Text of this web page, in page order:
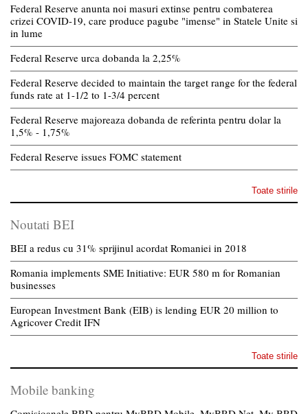
Federal Reserve anunta noi masuri extinse pentru combaterea
crizei COVID-19, care produce pagube "imense" in Statele Unite si
in lume
Federal Reserve urca dobanda la 2,25%
Federal Reserve decided to maintain the target range for the federal
funds rate at 1-1/2 to 1-3/4 percent
Federal Reserve majoreaza dobanda de referinta pentru dolar la
1,5% - 1,75%
Federal Reserve issues FOMC statement
Toate stirile
Noutati BEI
BEI a redus cu 31% sprijinul acordat Romaniei in 2018
Romania implements SME Initiative: EUR 580 m for Romanian
businesses
European Investment Bank (EIB) is lending EUR 20 million to
Agricover Credit IFN
Toate stirile
Mobile banking